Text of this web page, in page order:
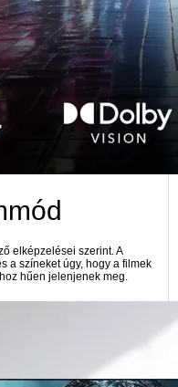
elképzelései szerint. A
a színeket úgy, hogy a filmek
hűen jelenjenek meg.